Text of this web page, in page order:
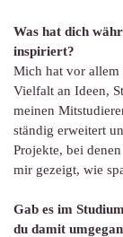
Was hat dich
inspiriert?
Mich hat vor allem
Vielfalt an Ideen,
meinen
ständig erweitert
Projekte, bei
mir gezeigt, wie
Gab es im
du damit